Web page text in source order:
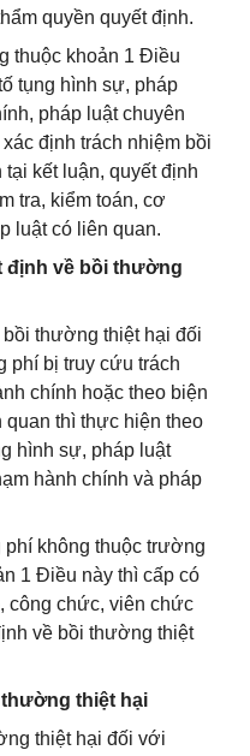
quyền quyết định.
thuộc khoản 1 Điều
tụng hình sự, pháp
pháp luật chuyên
định trách nhiệm bồi
kết luận, quyết định
tra, kiểm toán, cơ
luật có liên quan.
định về bồi thường
thường thiệt hại đối
phí bị truy cứu trách
chính hoặc theo biện
quan thì thực hiện theo
hình sự, pháp luật
hành chính và pháp
không thuộc trường
1 Điều này thì cấp có
công chức, viên chức
về bồi thường thiệt
thiệt hại
thiệt hại đối với